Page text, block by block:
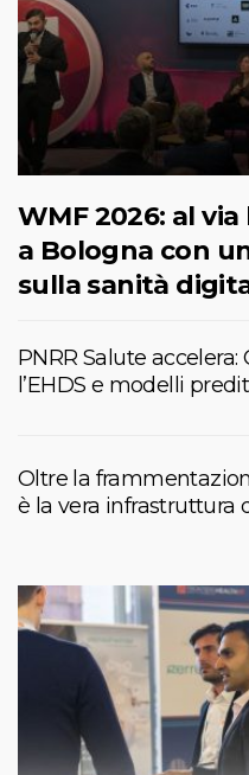
WMF 2026: al
a Bologna con
sulla sanità
PNRR Salute
l’EHDS e modelli
Oltre la
è la vera infrastruttura